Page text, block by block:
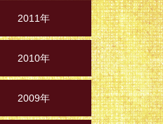
2011年
2010年
2009年